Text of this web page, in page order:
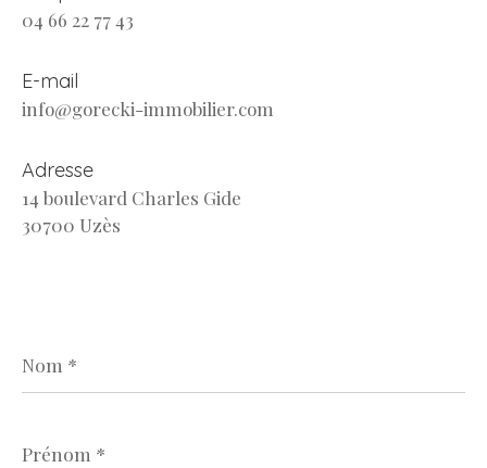
04 66 22 77 43
E-mail
info@gorecki-immobilier.com
Adresse
14 boulevard Charles Gide
30700 Uzès
*
*